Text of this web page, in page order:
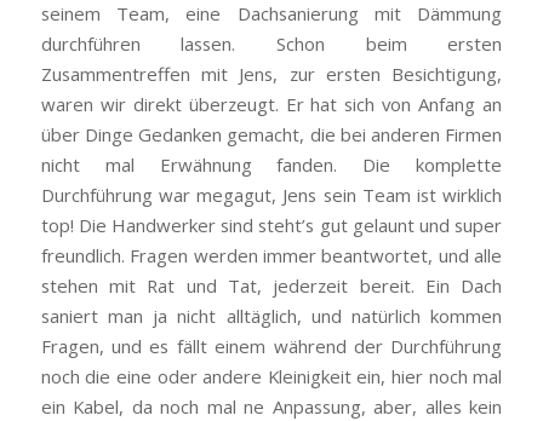
seinem Team, eine Dachsanierung mit Dämmung
durchführen lassen. Schon beim ersten
Zusammentreffen mit Jens, zur ersten Besichtigung,
waren wir direkt überzeugt. Er hat sich von Anfang an
über Dinge Gedanken gemacht, die bei anderen Firmen
nicht mal Erwähnung fanden. Die komplette
Durchführung war megagut, Jens sein Team ist wirklich
top! Die Handwerker sind steht’s gut gelaunt und super
freundlich. Fragen werden immer beantwortet, und alle
stehen mit Rat und Tat, jederzeit bereit. Ein Dach
saniert man ja nicht alltäglich, und natürlich kommen
Fragen, und es fällt einem während der Durchführung
noch die eine oder andere Kleinigkeit ein, hier noch mal
ein Kabel, da noch mal ne Anpassung, aber, alles kein